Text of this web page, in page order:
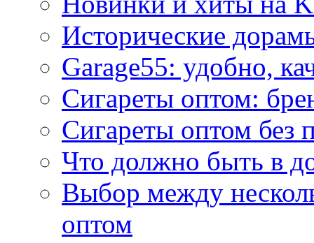
Исторические
Garage55: удобно,
Сигареты оптом:
Сигареты оптом без
Что должно быть в
Выбор между
оптом